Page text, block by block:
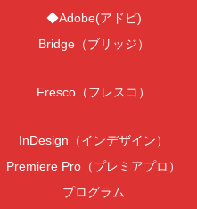
◆Adobe(アドビ)
Bridge（ブリッジ）
Fresco（フレスコ）
InDesign（インデザイン）
Premiere Pro（プレミアプロ）
プログラム